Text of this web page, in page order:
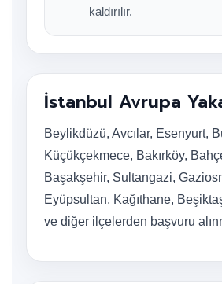
kaldırılır.
İstanbul Avrupa
Beylikdüzü, Avcılar, Esenyurt,
Küçükçekmece, Bakırköy,
Başakşehir, Sultangazi,
Eyüpsultan, Kağıthane,
ve diğer ilçelerden başvuru